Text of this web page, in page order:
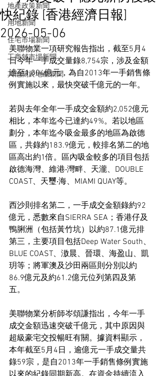
地產政策新聞
用地新聞
住宅市場新聞
工商舖市場新聞
其他關於地產新聞
快紀錄 [香港經濟日報]
2026-05-06
美聯物業一項研究報告指出，截至5月4
日今年一手成交量錄8,754宗，涉及金額
達至1,004億元，為自2013年一手銷售條
例實施以來，最快突破千億元的一年。
若與去年全年一手成交金額約2,052億元
相比，本年迄今已達約49%。若以地區
劃分，本年迄今吸金最多的地區為啟德
區，共錄約183.9億元，較排名第二的地
區高出約1倍。區內吸金較多的項目包括
啟德海灣、維港‧灣畔、天瀧、DOUBLE
COAST、天璽‧海、MIAMI QUAY等。
西沙則排名第二，一手成交金額錄約92
億元，悉數來自SIERRA SEA；香港仔及
鴨脷洲（包括黃竹坑）以約87.1億元排
第三，主要項目包括Deep Water South、
BLUE COAST、滶晨、晉環、海盈山、凱
玥等；將軍澳及沙田兩區則分別以約
86.9億元及約61.2億元位列第四及第
五。
美聯物業分析師岑頌謙指出，今年一手
成交金額迅速突破千億元，其中原因與
超級豪宅交投暢旺有關。據資料顯示，
本年截至5月4日，逾億元一手成交量共
錄59宗，是自2013年一手銷售條例實施